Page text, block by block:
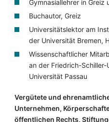
Gymnasiallehrer in Greiz
Buchautor, Greiz
Universitätslektor am
der Universität Bremen,
Wissenschaftlicher
an der Friedrich-
Universität Passau
Vergütete und
Unternehmen,
öffentlichen Rechts,